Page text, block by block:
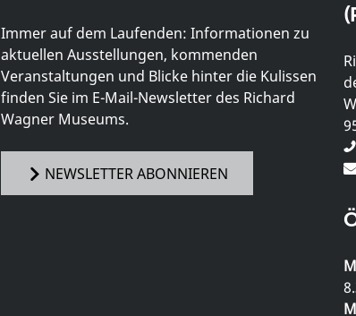
Immer auf dem Laufenden: Informationen zu
aktuellen Ausstellungen, kommenden
Veranstaltungen und Blicke hinter die Kulissen
finden Sie im E-Mail-Newsletter des Richard
Wagner Museums.
NEWSLETTER ABONNIEREN